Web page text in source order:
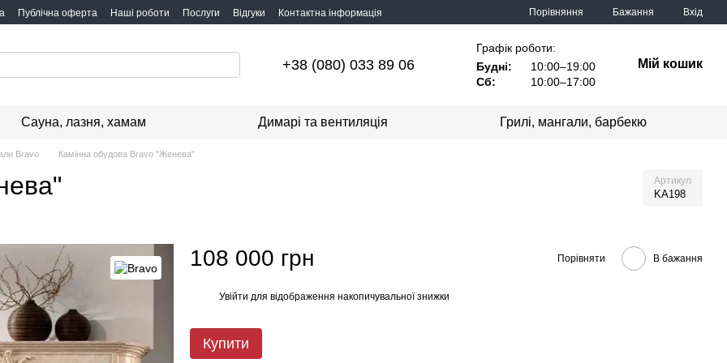
Публічна оферта Наші роботи Послуги Відгуки Контактна інформація Порівняння Бажання Вхід
+38 (080) 033 89 06
Графік роботи:
Будні:
10:00–19:00
Сб:
10:00–17:00
Мій кошик
Сауна, лазня, хамам Димарі та вентиляція Грилі, мангали, барбекю
Bravo Камінна обудова Bravo "Женева"
Артикул
KA198
108 000 грн Порівняти В бажання
Увійти для відображення накопичувальної знижки
Купити